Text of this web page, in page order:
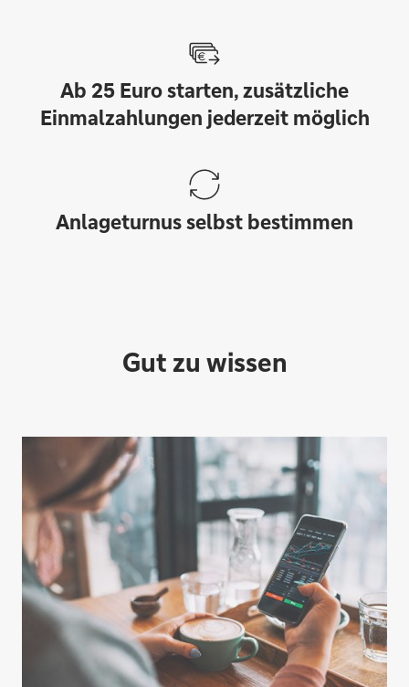
Ab 25 Euro starten, zusätzliche
Einmalzahlungen jederzeit möglich
Anlageturnus selbst bestimmen
Gut zu wissen